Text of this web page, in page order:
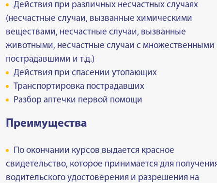
Действия при различных несчастных случаях
(несчастные случаи, вызванные химическими
веществами, несчастные случаи, вызванные
животными, несчастные случаи с множественными
пострадавшими и т.д.)
Действия при спасении утопающих
Транспортировка пострадавших
Разбор аптечки первой помощи
Преимущества
По окончании курсов выдается красное
свидетельство, которое принимается для
водительского удостоверения и разрешения на